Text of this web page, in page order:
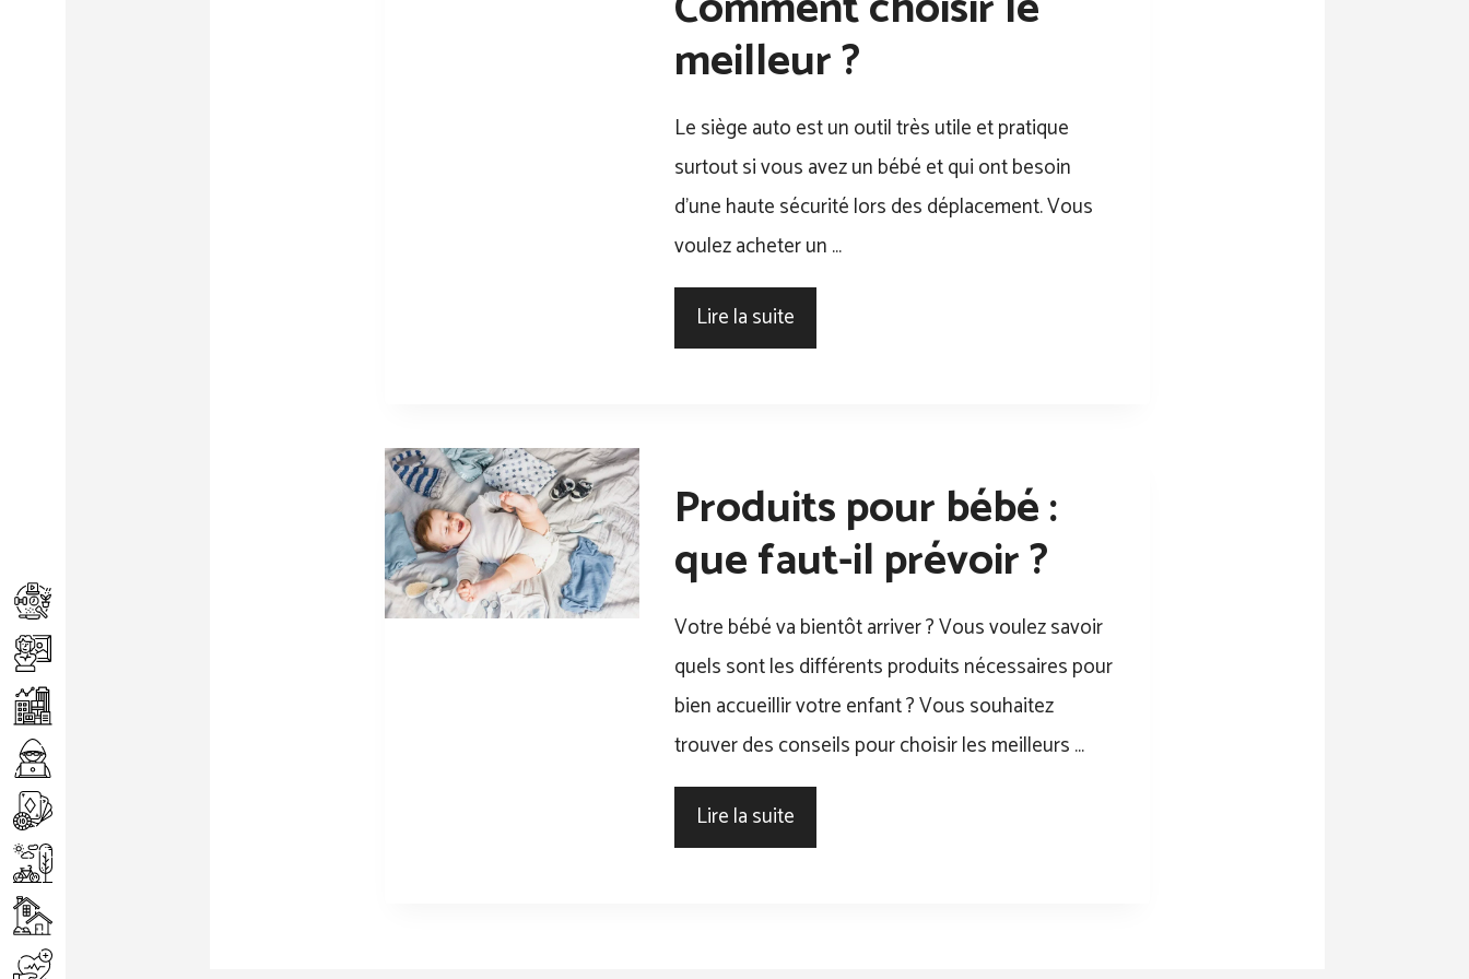
Jeux
Loisirs
Maison
Santé
meilleur ?
Le siège auto est un outil très utile et pratique
surtout si vous avez un bébé et qui ont besoin
d’une haute sécurité lors des déplacement. Vous
voulez acheter un …
Lire la suite
Produits pour bébé :
que faut-il prévoir ?
Votre bébé va bientôt arriver ? Vous voulez savoir
quels sont les différents produits nécessaires pour
bien accueillir votre enfant ? Vous souhaitez
trouver des conseils pour choisir les meilleurs …
Lire la suite